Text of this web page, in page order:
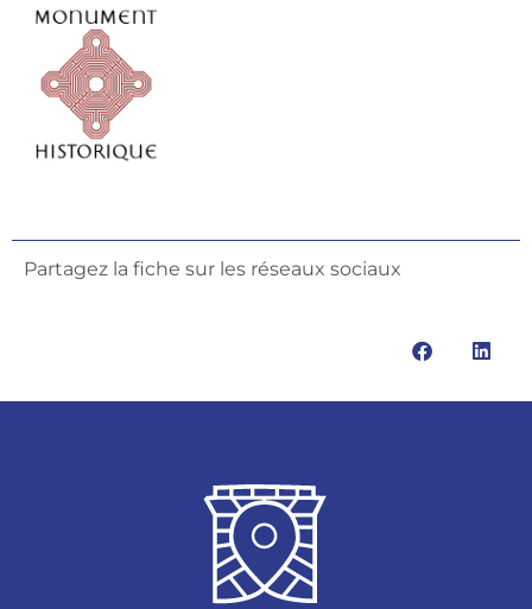
Partagez la fiche sur les réseaux sociaux